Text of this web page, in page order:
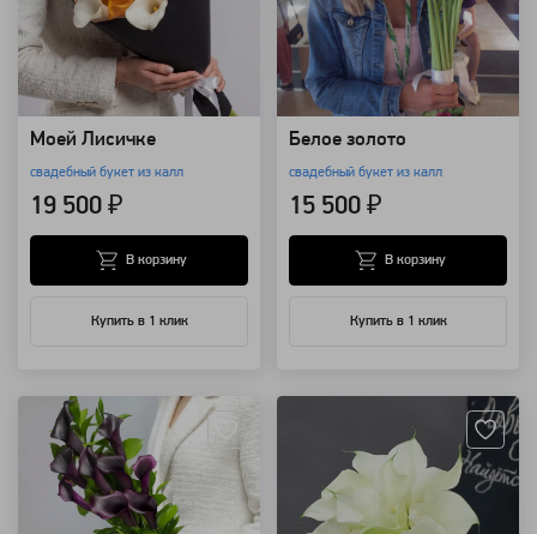
Моей Лисичке
свадебный букет из калл
19 500 ₽
Купить в 1 клик
В корзину
Белое золото
свадебный букет из калл
15 500 ₽
Купить в 1 клик
В корзину